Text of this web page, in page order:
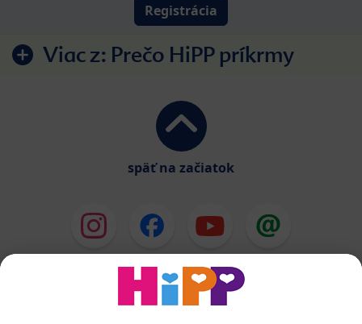
Registrácia
Viac z: Prečo HiPP príkrmy
späť na začiatok
HiPP Mlieka
HiPP Príkrmy